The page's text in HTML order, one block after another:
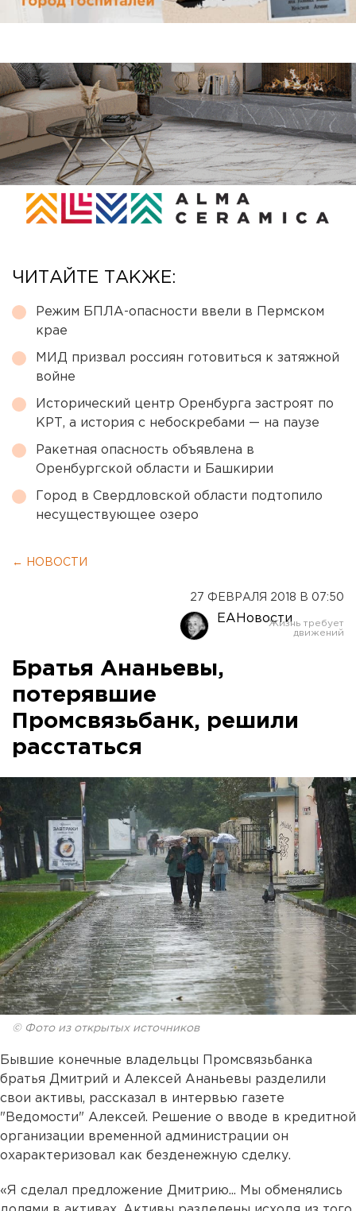
ЧИТАЙТЕ ТАКЖЕ:
Режим БПЛА-опасности ввели в Пермском
крае
МИД призвал россиян готовиться к затяжной
войне
Исторический центр Оренбурга застроят по
КРТ, а история с небоскребами — на паузе
Ракетная опасность объявлена в
Оренбургской области и Башкирии
Город в Свердловской области подтопило
несуществующее озеро
← НОВОСТИ
27 ФЕВРАЛЯ 2018 В 07:50
ЕАНовости
Братья Ананьевы,
потерявшие
Промсвязьбанк, решили
расстаться
© Фото из открытых источников
Бывшие конечные владельцы Промсвязьбанка
братья Дмитрий и Алексей Ананьевы разделили
свои активы, рассказал в интервью газете
"Ведомости" Алексей. Решение о вводе в кредитной
организации временной администрации он
охарактеризовал как безденежную сделку.
«Я сделал предложение Дмитрию... Мы обменялись